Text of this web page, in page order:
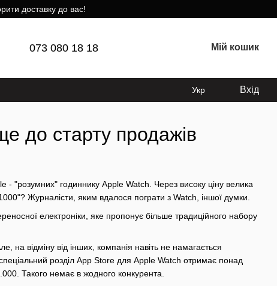
доставку до вас!
073 080 18 18 Мій кошик
Укр Вхід
до старту продажів
- "розумних" годиннику Apple Watch. Через високу ціну велика
Журналісти, яким вдалося пограти з Watch, іншої думки.
електроніки, яке пропонує більше традиційного набору
на відміну від інших, компанія навіть не намагається
розділ App Store для Apple Watch отримає понад
Такого немає в жодного конкурента.